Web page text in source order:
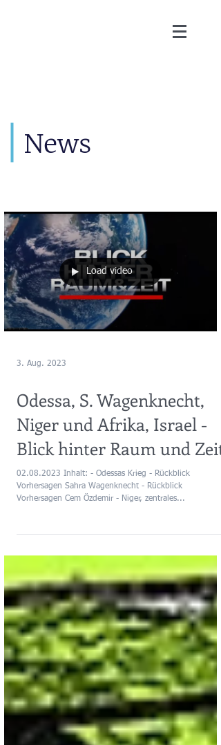
News
Load video
3. Aug. 2023
Odessa, S. Wagenknecht,
Niger und Afrika, Israel -
Blick hinter Raum und Zeit
02.08.2023 Inhalt: - Odessas Krieg - Rückblick
Vorhersagen Sahra Wagenknecht - Rückblick
Vorhersagen Cem Özdemir - Niger, zentrales...